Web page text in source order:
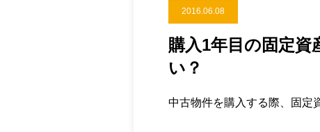
2016.06.08
購入1年目の固定資
い？
中古物件を購入する際、固定